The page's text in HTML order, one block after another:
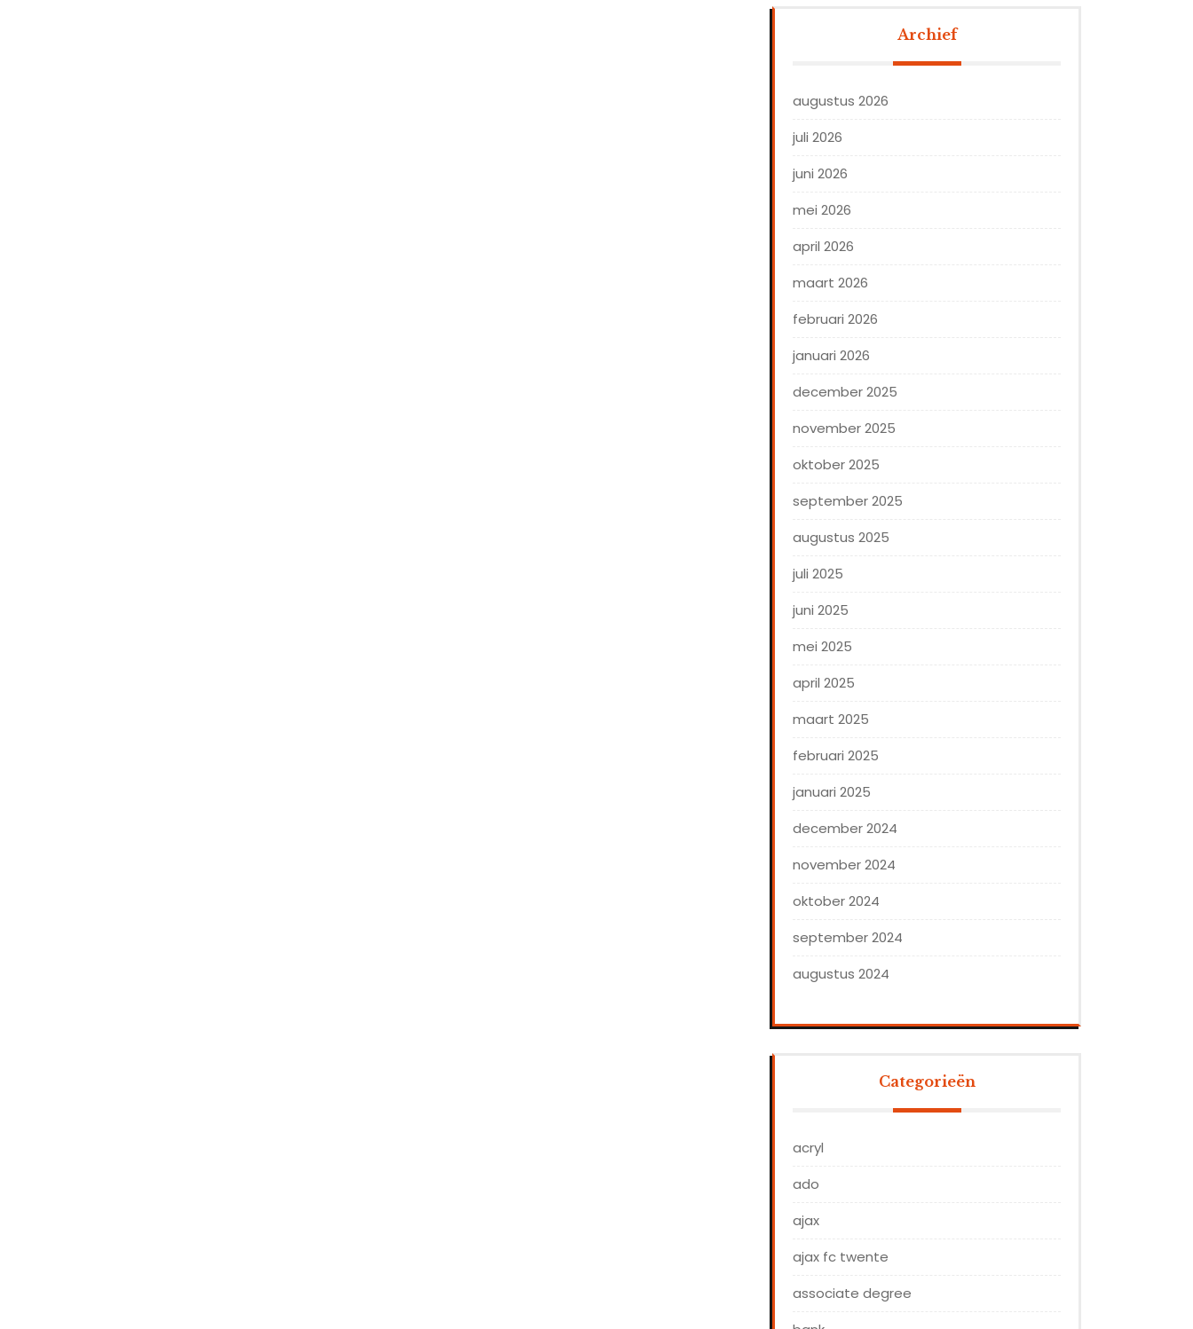
Archief
augustus 2026
juli 2026
juni 2026
mei 2026
april 2026
maart 2026
februari 2026
januari 2026
december 2025
november 2025
oktober 2025
september 2025
augustus 2025
juli 2025
juni 2025
mei 2025
april 2025
maart 2025
februari 2025
januari 2025
december 2024
november 2024
oktober 2024
september 2024
augustus 2024
Categorieën
acryl
ado
ajax
ajax fc twente
associate degree